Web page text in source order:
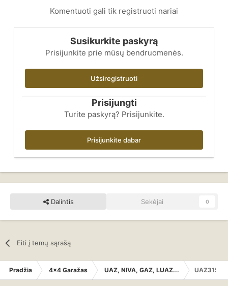
Komentuoti gali tik registruoti nariai
Susikurkite paskyrą
Prisijunkite prie mūsų bendruomenės.
Užsiregistruoti
Prisijungti
Turite paskyrą? Prisijunkite.
Prisijunkite dabar
Dalintis Sekėjai 0
Eiti į temų sąrašą
Pradžia 4x4 Garažas UAZ, NIVA, GAZ, LUAZ... UAZ31512